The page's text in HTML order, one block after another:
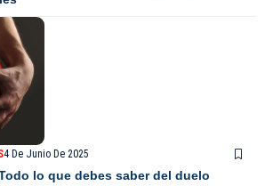
4 De Junio De 2025
lo que debes saber del duelo